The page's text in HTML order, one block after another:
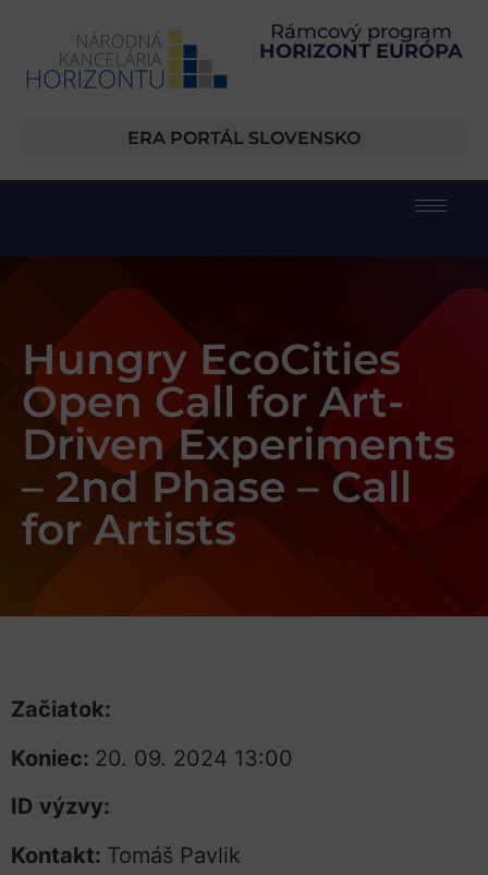
Rámcový program
HORIZONT EURÓPA
ERA PORTÁL SLOVENSKO
Hungry EcoCities
Open Call for Art-
Driven Experiments
– 2nd Phase – Call
for Artists
Začiatok:
Koniec: 20. 09. 2024 13:00
ID výzvy:
Kontakt: Tomáš Pavlik